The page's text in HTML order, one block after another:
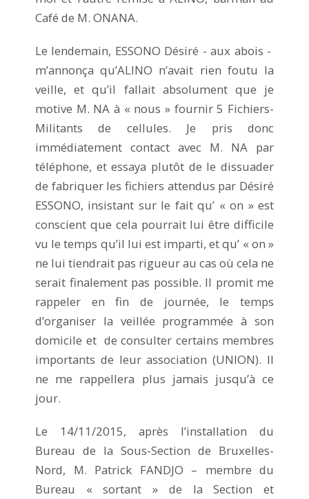
Café de M. ONANA.
Le lendemain, ESSONO Désiré - aux abois -
m’annonça qu’ALINO n’avait rien foutu la
veille, et qu’il fallait absolument que je
motive M. NA à « nous » fournir 5 Fichiers-
Militants de cellules. Je pris donc
immédiatement contact avec M. NA par
téléphone, et essaya plutôt de le dissuader
de fabriquer les fichiers attendus par Désiré
ESSONO, insistant sur le fait qu’ « on » est
conscient que cela pourrait lui être difficile
vu le temps qu’il lui est imparti, et qu’ « on »
ne lui tiendrait pas rigueur au cas où cela ne
serait finalement pas possible. Il promit me
rappeler en fin de journée, le temps
d’organiser la veillée programmée à son
domicile et de consulter certains membres
importants de leur association (UNION). Il
ne me rappellera plus jamais jusqu’à ce
jour.
Le 14/11/2015, après l’installation du
Bureau de la Sous-Section de Bruxelles-
Nord, M. Patrick FANDJO – membre du
Bureau « sortant » de la Section et